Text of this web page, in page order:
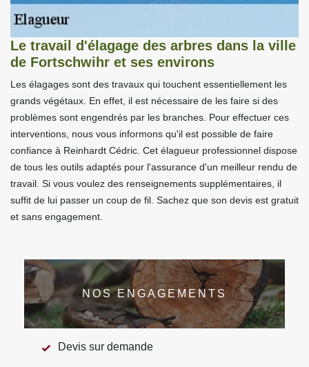
Le travail d'élagage des arbres dans la ville
de Fortschwihr et ses environs
Les élagages sont des travaux qui touchent essentiellement les
grands végétaux. En effet, il est nécessaire de les faire si des
problèmes sont engendrés par les branches. Pour effectuer ces
interventions, nous vous informons qu'il est possible de faire
confiance à Reinhardt Cédric. Cet élagueur professionnel dispose
de tous les outils adaptés pour l'assurance d'un meilleur rendu de
travail. Si vous voulez des renseignements supplémentaires, il
suffit de lui passer un coup de fil. Sachez que son devis est gratuit
et sans engagement.
NOS ENGAGEMENTS
Devis sur demande